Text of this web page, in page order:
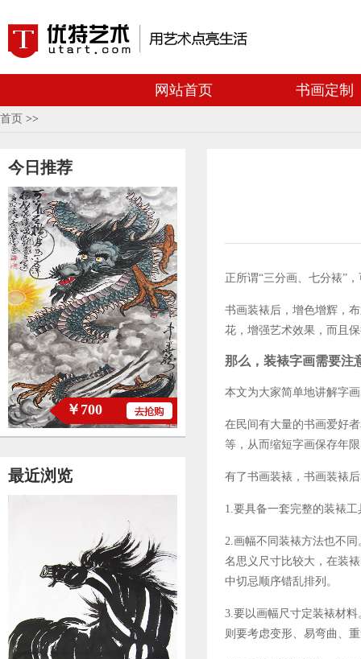
网站首页 书画定制
首页 >>
正所谓“三分画、七分裱”
书画装裱后，增色增辉，
花，增强艺术效果，而且
那么，装裱字画需要注
本文为大家简单地讲解字
在民间有大量的书画爱好
等，从而缩短字画保存年
有了书画装裱，书画装裱
1.要具备一套完整的装
2.画幅不同装裱方法也不
名思义尺寸比较大，在装
中切忌顺序错乱排列。
3.要以画幅尺寸定装裱材
则要考虑变形、易弯曲、
今日推荐
￥700
最近浏览